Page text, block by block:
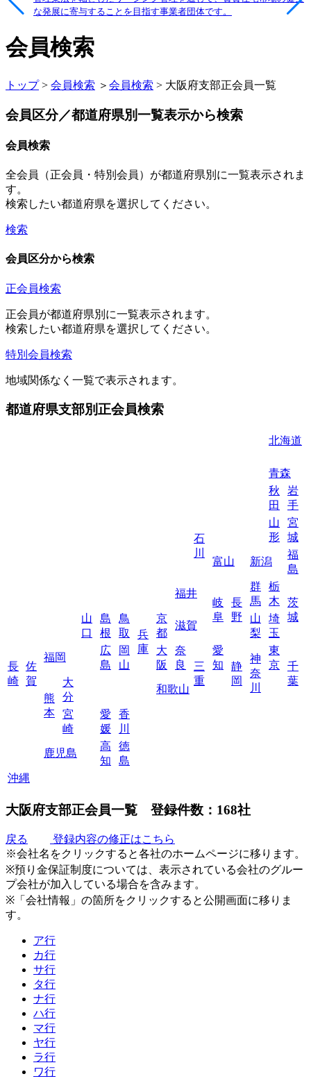
な発展に寄与することを目指す事業者団体です。
会員検索
トップ> 会員検索 ＞ 会員検索 > 大阪府支部正会員一覧
会員区分／都道府県別一覧表示から検索
会員検索
全会員（正会員・特別会員）が都道府県別に一覧表示されま
す。
検索したい都道府県を選択してください。
検索
会員区分から検索
正会員検索
正会員が都道府県別に一覧表示されます。
検索したい都道府県を選択してください。
特別会員検索
地域関係なく一覧で表示されます。
都道府県支部別正会員検索
北海道
青森
秋
田
岩
手
石
川
山
形
宮
城
富山 新潟
福
島
福井
岐
阜
長
野
群
馬
栃
木
茨
城
山
口
島
根
鳥
取
兵
庫
京
都
滋賀
山
梨
埼
玉
長
崎
佐
賀
福岡
広
島
岡
山
大
阪
奈
良
三
重
愛
知
静
岡
神
奈
川
東
京
千
葉
熊
本
大
分
和歌山
宮
崎
愛
媛
香
川
鹿児島
高
知
徳
島
沖縄
大阪府支部正会員一覧 登録件数：168社
戻る
登録内容の修正はこちら
※会社名をクリックすると各社のホームページに移ります。
※預り金保証制度については、表示されている会社のグルー
プ会社が加入している場合を含みます。
※「会社情報」の箇所をクリックすると公開画面に移りま
す。
ア行
カ行
サ行
タ行
ナ行
ハ行
マ行
ヤ行
ラ行
ワ行